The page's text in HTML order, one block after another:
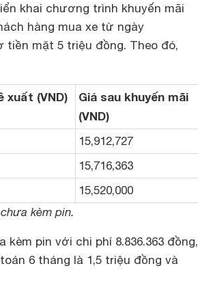
khai chương trình khuyến mãi
hàng mua xe từ ngày
tiền mặt 5 triệu đồng. Theo đó,
xuất (VND)
Giá sau khuyến mãi
(VND)
15,912,727
15,716,363
15,520,000
kèm pin.
pin với chi phí 8.836.363 đồng,
6 tháng là 1,5 triệu đồng và